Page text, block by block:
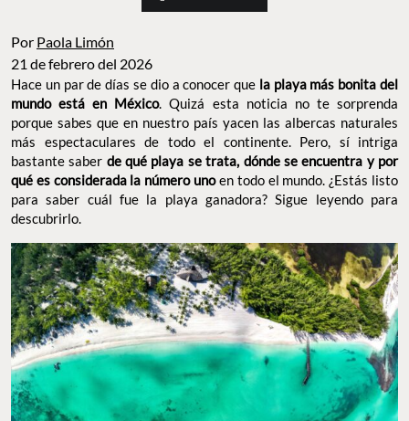
Por Paola Limón
21 de febrero del 2026
Hace un par de días se dio a conocer que la playa más bonita del
mundo está en México. Quizá esta noticia no te sorprenda
porque sabes que en nuestro país yacen las albercas naturales
más espectaculares de todo el continente. Pero, sí intriga
bastante saber de qué playa se trata, dónde se encuentra y por
qué es considerada la número unoen todo el mundo. ¿Estás listo
para saber cuál fue la playa ganadora? Sigue leyendo para
descubrirlo.